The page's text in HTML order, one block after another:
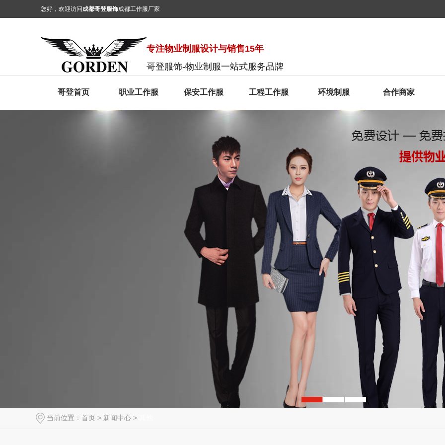
您好，欢迎访问成都哥登服饰成都工作服厂家
专注物业制服设计与销售15年
哥登服饰-物业制服一站式服务品牌
哥登首页 职业工作服 保安工作服 工程工作服 环境制服 合作商家
当前位置： 首页 > 新闻中心 >